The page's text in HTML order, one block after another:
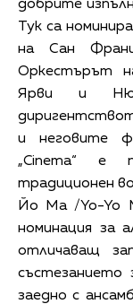
добрите
Тук са
на Сан
Оркестърът
Ярви и
и неговите
„Cinema“ е
традиционен
Йо Ма /Yo-Yo
номинация за
отличаващ
заедно с